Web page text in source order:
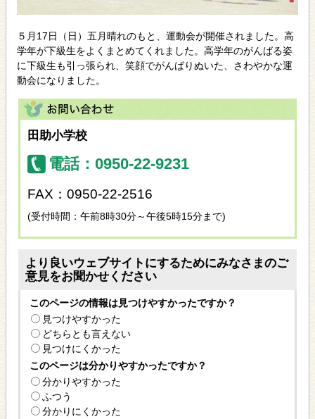
５月17日（日）五月晴れのもと、運動会が開催されました。高
学年が下級生をよくまとめてくれました。高学年のがんばる姿
に下級生も引っ張られ、笑顔でがんばりぬいた、さわやかな運
動会になりました。
田助小学校
電話：0950-22-9231
FAX：0950-22-2516
(受付時間：午前8時30分～午後5時15分まで)
より良いウェブサイトにするためにみなさまのご
意見をお聞かせください
このページの情報は見つけやすかったですか？
見つけやすかった
どちらとも言えない
見つけにくかった
このページは分かりやすかったですか？
分かりやすかった
ふつう
分かりにくかった